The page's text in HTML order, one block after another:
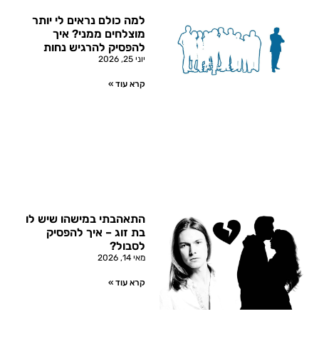
למה כולם נראים לי יותר
מוצלחים ממני? איך
להפסיק להרגיש נחות
יוני 25, 2026
קרא עוד »
התאהבתי במישהו שיש לו
בת זוג – איך להפסיק
לסבול?
מאי 14, 2026
קרא עוד »